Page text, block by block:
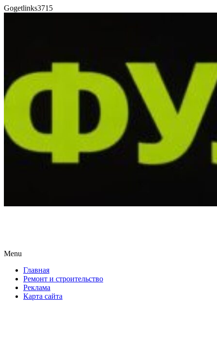
Gogetlinks3715
Menu
content
Главная
Ремонт и строительство
Реклама
Карта сайта